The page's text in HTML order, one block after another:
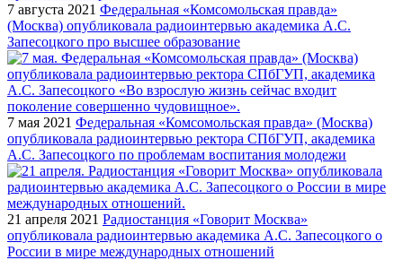
7 августа 2021 Федеральная «Комсомольская правда»
(Москва) опубликовала радиоинтервью академика А.С.
Запесоцкого про высшее образование
7 мая 2021 Федеральная «Комсомольская правда» (Москва)
опубликовала радиоинтервью ректора СПбГУП, академика
А.С. Запесоцкого по проблемам воспитания молодежи
21 апреля 2021 Радиостанция «Говорит Москва»
опубликовала радиоинтервью академика А.С. Запесоцкого о
России в мире международных отношений